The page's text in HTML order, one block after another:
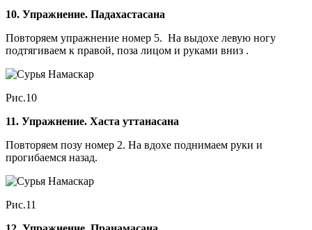
10. Упражнение. Падахастасана
Повторяем упражнение номер 5. На выдохе левую ногу
подтягиваем к правой, поза лицом и руками вниз .
Рис.10
11. Упражнение. Хаста уттанасана
Повторяем позу номер 2. На вдохе поднимаем руки и
прогибаемся назад.
Рис.11